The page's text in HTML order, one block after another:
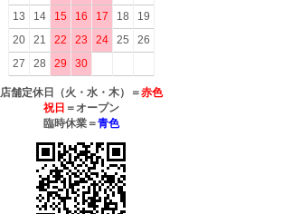
13
14 15 16 17 18
19
20
21 22 23 24 25
26
27
28 29 30
店舗定休日（火・水・木）＝赤色
祝日 ＝オープン
臨時休業＝青色